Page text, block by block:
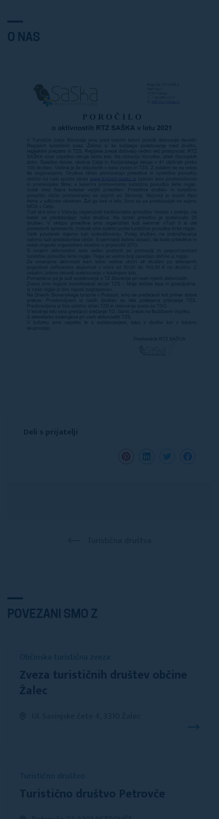
O NAS
Deli s prijatelji
POVEZANI SMO Z
Občinska turistična zveza
Zveza turističnih društev občine
Žalec
Turistično društvo
Turistično društvo Petrovče